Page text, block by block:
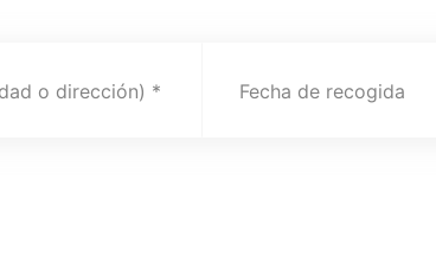
o dirección) Fecha de recogida